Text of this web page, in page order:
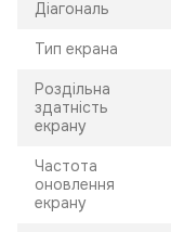
Діагональ
Тип екрана
Роздільна
здатність
екрану
Частота
оновлення
екрану